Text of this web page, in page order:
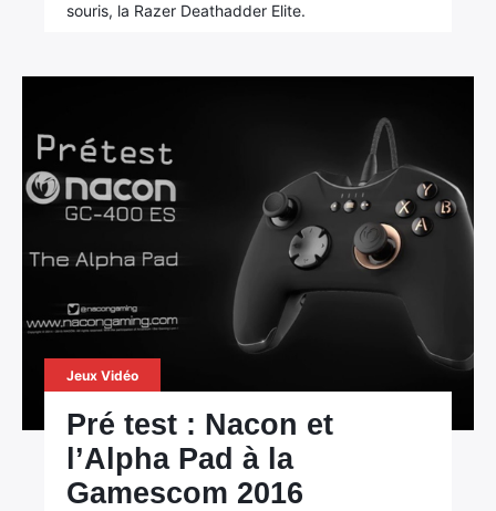
souris, la Razer Deathadder Elite.
Jeux Vidéo
Pré test : Nacon et
l’Alpha Pad à la
Gamescom 2016